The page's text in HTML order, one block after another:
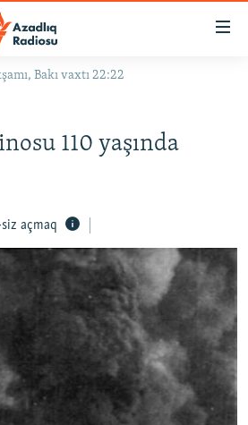
KITABXANASI
Bakı vaxtı 22:22
110 yaşında
açmaq